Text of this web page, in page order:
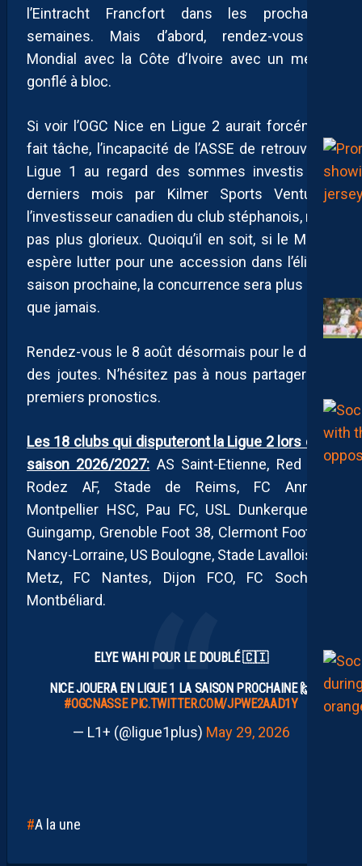
l’Eintracht Francfort dans les prochaines
semaines. Mais d’abord, rendez-vous au
Mondial avec la Côte d’Ivoire avec un mental
gonflé à bloc.
Si voir l’OGC Nice en Ligue 2 aurait forcément
fait tâche, l’incapacité de l’ASSE de retrouver la
Ligue 1 au regard des sommes investis ces
derniers mois par Kilmer Sports Ventures,
l’investisseur canadien du club stéphanois, n’est
pas plus glorieux. Quoiqu’il en soit, si le MHSC
espère lutter pour une accession dans l’élite la
saison prochaine, la concurrence sera plus rude
que jamais.
Rendez-vous le 8 août désormais pour le début
des joutes. N’hésitez pas à nous partager vos
premiers pronostics.
Les 18 clubs qui disputeront la Ligue 2 lors de la
saison 2026/2027: AS Saint-Etienne, Red Star,
Rodez AF, Stade de Reims, FC Annecy,
Montpellier HSC, Pau FC, USL Dunkerque, EA
Guingamp, Grenoble Foot 38, Clermont Foot, AS
Nancy-Lorraine, US Boulogne, Stade Lavallois, FC
Metz, FC Nantes, Dijon FCO, FC Sochaux-
Montbéliard.
ELYE WAHI POUR LE DOUBLÉ 🇨🇮
NICE JOUERA EN LIGUE 1 LA SAISON PROCHAINE 🙌
#OGCNASSE PIC.TWITTER.COM/JPWE2AAD1Y
— L1+ (@ligue1plus) May 29, 2026
A la une